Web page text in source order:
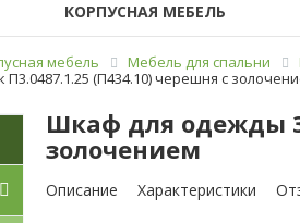
КОРПУСНАЯ МЕБЕЛЬ
мебель Мебель для спальни
(П434.10) черешня с
Шкаф для одежды
золочением
Описание Характеристики